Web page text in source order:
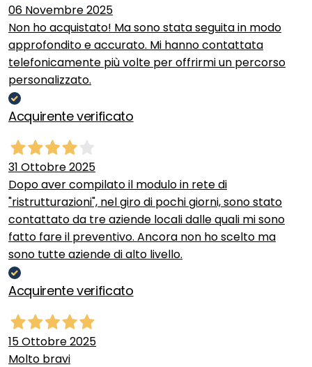
06 Novembre 2025
Non ho acquistato! Ma sono stata seguita in modo
approfondito e accurato. Mi hanno contattata
telefonicamente più volte per offrirmi un percorso
personalizzato.
Acquirente verificato
31 Ottobre 2025
Dopo aver compilato il modulo in rete di
"ristrutturazioni", nel giro di pochi giorni, sono stato
contattato da tre aziende locali dalle quali mi sono
fatto fare il preventivo. Ancora non ho scelto ma
sono tutte aziende di alto livello.
Acquirente verificato
15 Ottobre 2025
Molto bravi